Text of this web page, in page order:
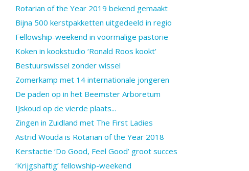
Rotarian of the Year 2019 bekend gemaakt
Bijna 500 kerstpakketten uitgedeeld in regio
Fellowship-weekend in voormalige pastorie
Koken in kookstudio ‘Ronald Roos kookt’
Bestuurswissel zonder wissel
Zomerkamp met 14 internationale jongeren
De paden op in het Beemster Arboretum
IJskoud op de vierde plaats...
Zingen in Zuidland met The First Ladies
Astrid Wouda is Rotarian of the Year 2018
Kerstactie ‘Do Good, Feel Good’ groot succes
‘Krijgshaftig’ fellowship-weekend